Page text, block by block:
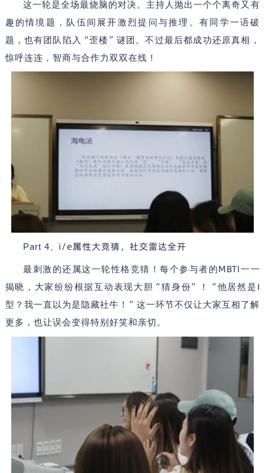
这一轮是全场最烧脑的对决。主持人抛出一个个离奇又有
趣的情境题，队伍间展开激烈提问与推理。有同学一语破
题，也有团队陷入 “歪楼 ” 谜团。不过最后都成功还原真相，
惊呼连连，智商与合作力双双在线！
Part 4 i/e属性大竞猜，社交雷达全开
最刺激的还属这一轮性格竞猜！每个参与者的MBTI一一
揭晓，大家纷纷根据互动表现大胆 “猜身份” ！ “他居然是 I
型？我一直以为是隐藏社牛！ ” 这一环节不仅让大家互相了解
更多，也让误会变得特别好笑和亲切。